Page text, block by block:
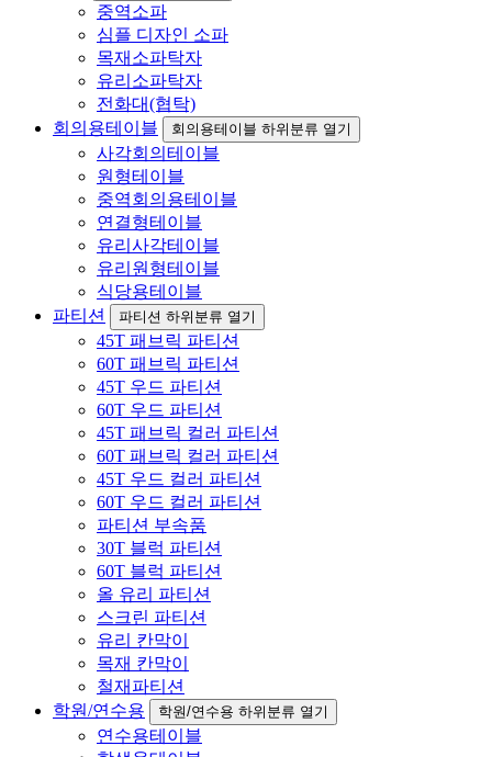
중역소파
심플 디자인 소파
목재소파탁자
유리소파탁자
전화대(협탁)
회의용테이블
회의용테이블 하위분류 열기
사각회의테이블
원형테이블
중역회의용테이블
연결형테이블
유리사각테이블
유리원형테이블
식당용테이블
파티션
파티션 하위분류 열기
45T 패브릭 파티션
60T 패브릭 파티션
45T 우드 파티션
60T 우드 파티션
45T 패브릭 컬러 파티션
60T 패브릭 컬러 파티션
45T 우드 컬러 파티션
60T 우드 컬러 파티션
파티션 부속품
30T 블럭 파티션
60T 블럭 파티션
올 유리 파티션
스크린 파티션
유리 칸막이
목재 칸막이
철재파티션
학원/연수용
학원/연수용 하위분류 열기
연수용테이블